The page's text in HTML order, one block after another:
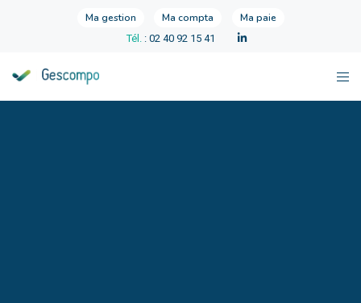
Ma gestion Ma compta Ma paie
Tél. : 02 40 92 15 41